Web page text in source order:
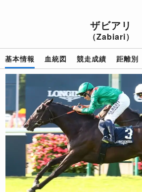
ザビアリ
（Zabiari）
基本情報 血統図 競走成績 距離別